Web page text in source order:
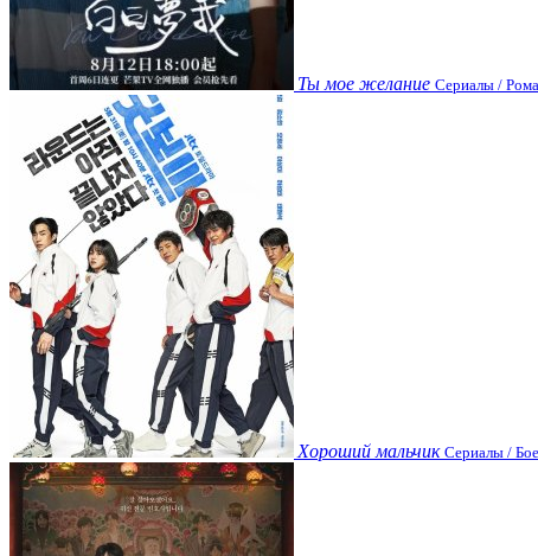
Ты мое желание Сериалы /
Хороший мальчик Сериалы /